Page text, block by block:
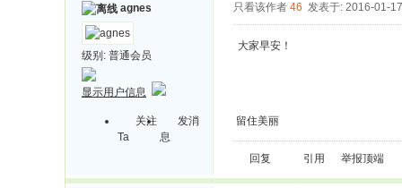
agnes
级别: 普通会员
显示用户信息
关注
Ta
发消
息
只看该作者 46 发表于: 2016-01-17
大家早安！
留住美丽
回复 引用 举报顶端